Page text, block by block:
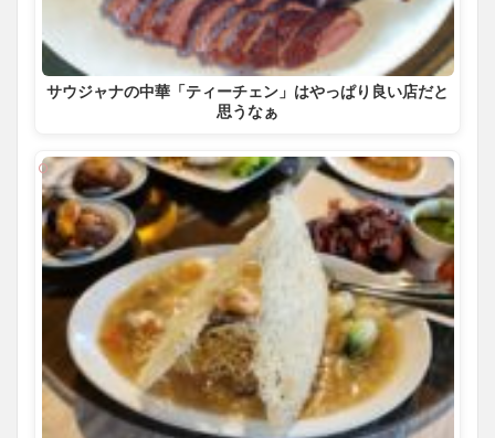
サウジャナの中華「ティーチェン」はやっぱり良い店だと
思うなぁ